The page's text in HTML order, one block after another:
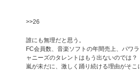
>>26
誰にも無理だと思う。
FC会員数、音楽ソフトの年間売上、パワ
ャニーズのタレントはもう出ないのでは？
嵐が未だに、激しく踊り続ける理由がそこ